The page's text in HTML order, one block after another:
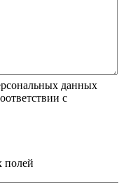
данных
с
полей